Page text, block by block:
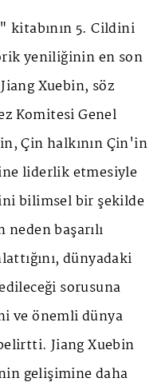
5. Cildini
yeniliğinin en son
Xuebin, söz
Komitesi Genel
Çin halkının Çin'in
liderlik etmesiyle
bilimsel bir şekilde
başarılı
dünyadaki
sorusuna
ve önemli dünya
Jiang Xuebin
gelişimine daha